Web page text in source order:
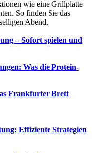
wie eine Grillplatte
So finden Sie das
Abend.
– Sofort spielen und
Was die Protein-
Frankfurter Brett
Effiziente Strategien